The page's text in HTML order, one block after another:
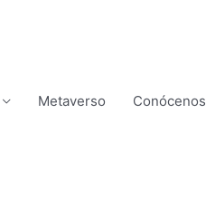
Metaverso Conócenos